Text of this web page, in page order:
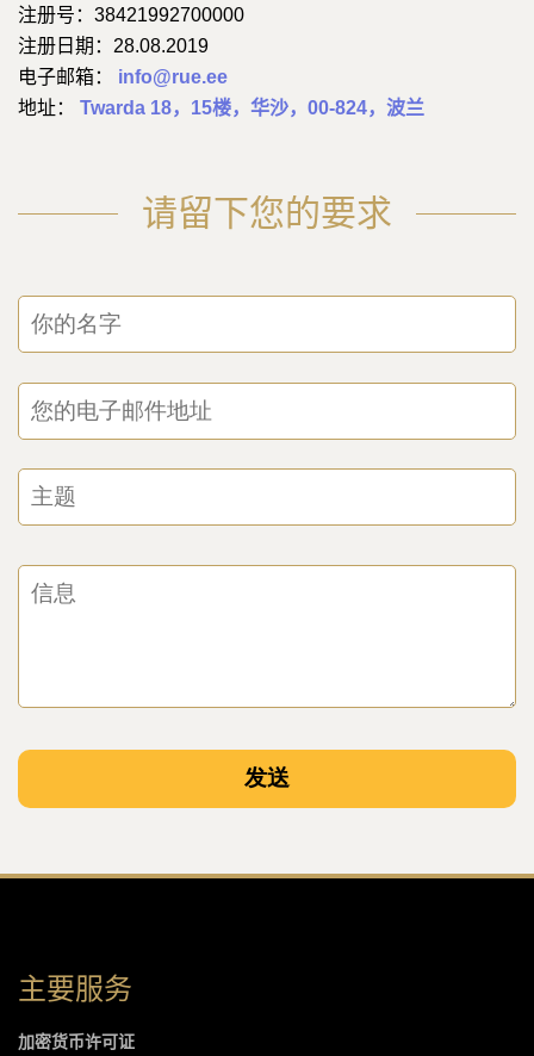
注册号：38421992700000
注册日期：28.08.2019
电子邮箱： info@rue.ee
地址： Twarda 18，15楼，华沙，00-824，波兰
请留下您的要求
主要服务
加密货币许可证